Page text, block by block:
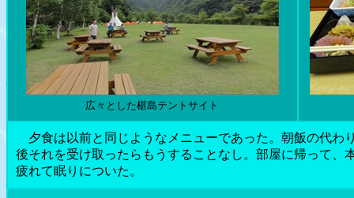
広々とした椹島テントサイト
夕食は以前と同じようなメニューであった。朝飯の代わ
後それを受け取ったらもうすることなし。部屋に帰って、
疲れて眠りについた。